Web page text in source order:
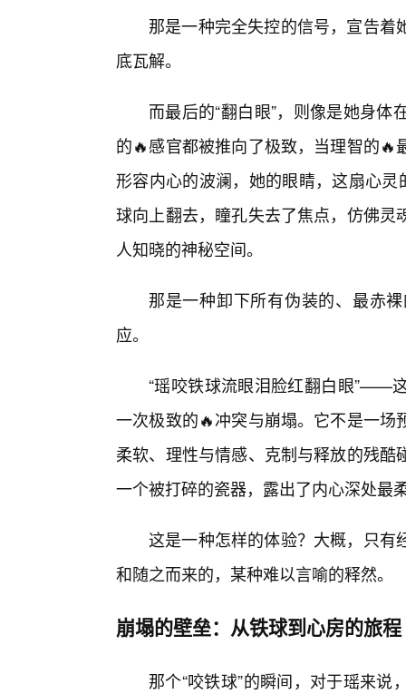
那是一种完全失控的信号，宣告
底瓦解。
而最后的“翻白眼”，则像是她身
的🔥感官都被推向了极致，当理智的
形容内心的波澜，她的眼睛，这扇心
球向上翻去，瞳孔失去了焦点，仿佛
人知晓的神秘空间。
那是一种卸下所有伪装的、最赤
应。
“瑶咬铁球流眼泪脸红翻白眼”——
一次极致的🔥冲突与崩塌。它不是一
柔软、理性与情感、克制与释放的残
一个被打碎的瓷器，露出了内心深处最
这是一种怎样的体验？大概，只有
和随之而来的，某种难以言喻的释然。
崩塌的壁垒：从铁球到心房的旅程
那个“咬铁球”的瞬间，对于瑶来